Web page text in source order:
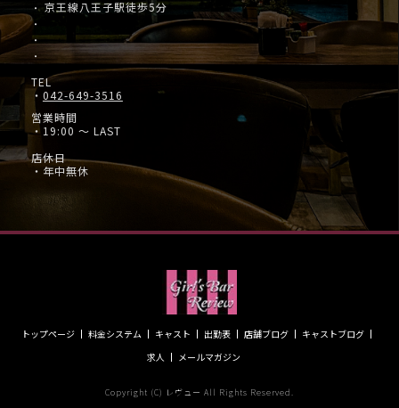
・京王線八王子駅徒歩5分
・
・
・
TEL
・ 042-649-3516
営業時間
・19:00 ～ LAST
店休日
・年中無休
トップページ 料金システム キャスト 出勤表 店舗ブログ
キャストブログ
求人
メールマガジン
Copyright (C) レヴュー All Rights Reserved.